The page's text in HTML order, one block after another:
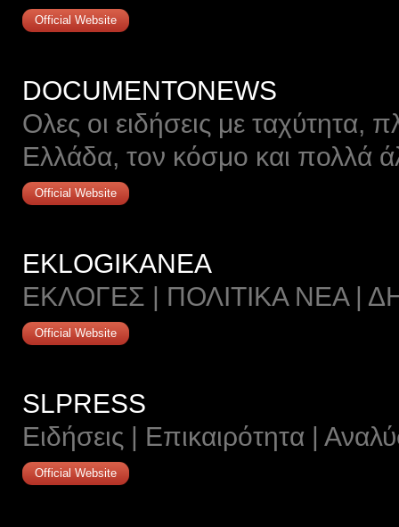
Official Website
DOCUMENTONEWS
Ολες οι ειδήσεις με ταχύτητα,
Ελλάδα, τον κόσμο και πολλά
Official Website
EKLOGIKANEA
EΚΛΟΓΕΣ | ΠΟΛΙΤΙΚΑ ΝΕΑ |
Official Website
SLPRESS
Ειδήσεις | Επικαιρότητα |
Official Website